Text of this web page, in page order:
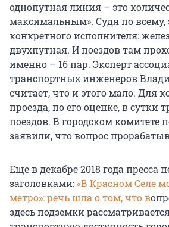
однопутная линия – это
максимальным». Судя по всему,
конкретного исполнителя:
двухпутная. И поездов там
именно – 16 пар. Эксперт
транспортных инженеров
считает, что и этого мало. Для
проезда, по его оценке, в сутки
поездов. В городском комитете
заявили, что вопрос
Еще в декабре 2018 года пресса
заголовками:«В Красном Селе
метро»: речь шла о том, что в
здесь подземки